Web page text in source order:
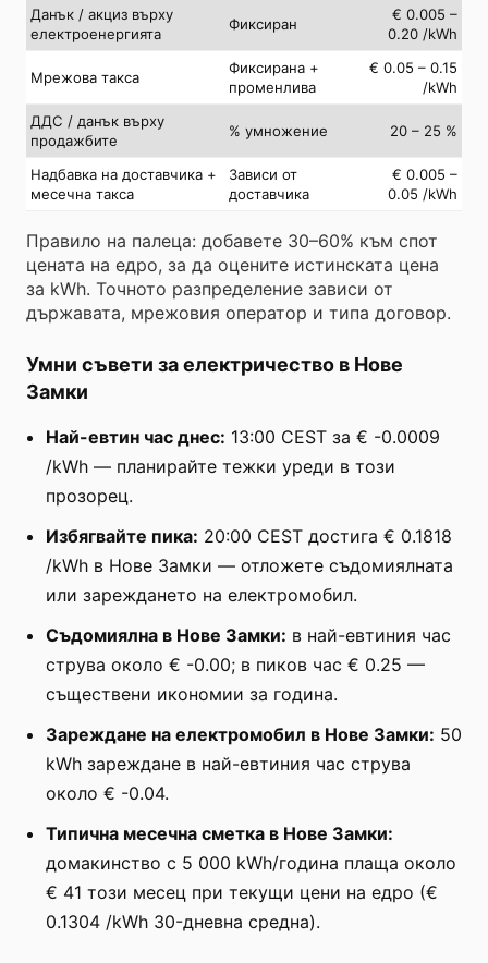
Данък / акциз върху
електроенергията
Фиксиран
€ 0.005 –
0.20 /kWh
Мрежова такса
Фиксирана +
променлива
€ 0.05 – 0.15
/kWh
ДДС / данък върху
продажбите
% умножение 20 – 25 %
Надбавка на доставчика +
месечна такса
Зависи от
доставчика
€ 0.005 –
0.05 /kWh
Правило на палеца: добавете 30–60% към спот
цената на едро, за да оцените истинската цена
за kWh. Точното разпределение зависи от
държавата, мрежовия оператор и типа договор.
Умни съвети за електричество в Нове
Замки
Най-евтин час днес: 13:00 CEST за € -0.0009
/kWh — планирайте тежки уреди в този
прозорец.
Избягвайте пика: 20:00 CEST достига € 0.1818
/kWh в Нове Замки — отложете съдомиялната
или зареждането на електромобил.
Съдомиялна в Нове Замки: в най-евтиния час
струва около € -0.00; в пиков час € 0.25 —
съществени икономии за година.
Зареждане на електромобил в Нове Замки: 50
kWh зареждане в най-евтиния час струва
около € -0.04.
Типична месечна сметка в Нове Замки:
домакинство с 5 000 kWh/година плаща около
€ 41 този месец при текущи цени на едро (€
0.1304 /kWh 30-дневна средна).